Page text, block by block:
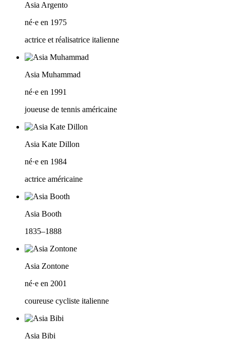
Asia Argento
né·e en 1975
actrice et réalisatrice italienne
Asia Muhammad
né·e en 1991
joueuse de tennis américaine
Asia Kate Dillon
né·e en 1984
actrice américaine
Asia Booth
1835–1888
Asia Zontone
né·e en 2001
coureuse cycliste italienne
Asia Bibi